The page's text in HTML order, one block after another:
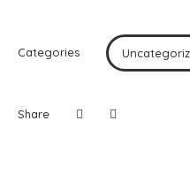
Categories
Share